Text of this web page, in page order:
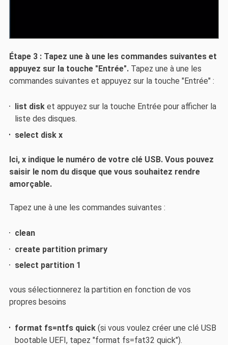
Étape 3 : Tapez une à une les commandes suivantes et
appuyez sur la touche "Entrée". Tapez une à une les
commandes suivantes et appuyez sur la touche "Entrée" :
list disket appuyez sur la touche Entrée pour afficher la
liste des disques.
select disk x
Ici, x indique le numéro de votre clé USB. Vous pouvez
saisir le nom du disque que vous souhaitez rendre
amorçable.
Tapez une à une les commandes suivantes :
clean
create partition primary
select partition 1
vous sélectionnerez la partition en fonction de vos
propres besoins
format fs=ntfs quick (si vous voulez créer une clé USB
bootable UEFI, tapez "format fs=fat32 quick").